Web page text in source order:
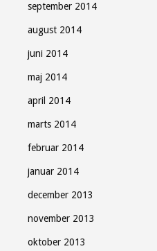
september 2014
august 2014
juni 2014
maj 2014
april 2014
marts 2014
februar 2014
januar 2014
december 2013
november 2013
oktober 2013